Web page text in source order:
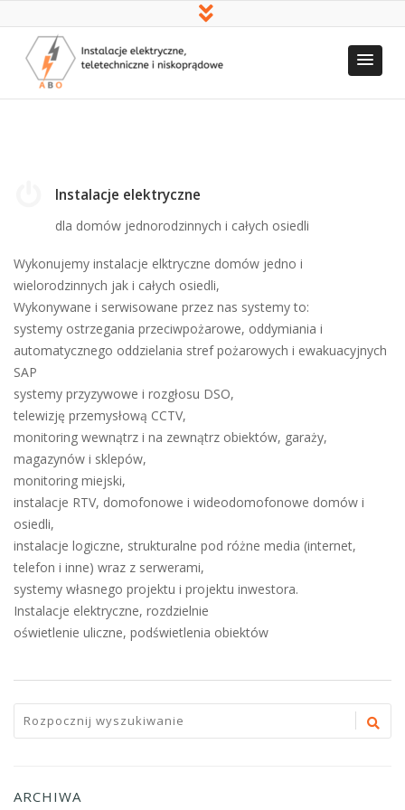
aBo
Instalacje elektryczne, teletechniczne i
Instalacje elektryczne
dla domów jednorodzinnych i całych osiedli
Wykonujemy instalacje elktryczne domów jedno i
wielorodzinnych jak i całych osiedli,
Wykonywane i serwisowane przez nas systemy to:
systemy ostrzegania przeciwpożarowe, oddymiania i
automatycznego oddzielania stref pożarowych i ewakuacyjnych
SAP
systemy przyzywowe i rozgłosu DSO,
telewizję przemysłową CCTV,
monitoring wewnątrz i na zewnątrz obiektów, garaży,
magazynów i sklepów,
monitoring miejski,
instalacje RTV, domofonowe i wideodomofonowe domów i
osiedli,
instalacje logiczne, strukturalne pod różne media (internet,
telefon i inne) wraz z serwerami,
systemy własnego projektu i projektu inwestora.
Instalacje elektryczne, rozdzielnie
oświetlenie uliczne, podświetlenia obiektów
ARCHIWA